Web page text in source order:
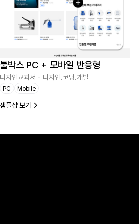
툴박스 PC + 모바일 반응형
디자인교과서 - 디자인.코딩.개발
PC Mobile
샘플샵 보기